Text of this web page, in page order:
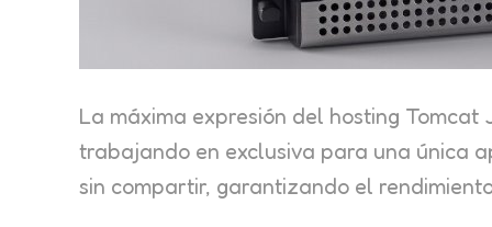
La máxima expresión del hosting
trabajando en exclusiva para una única
sin compartir, garantizando el